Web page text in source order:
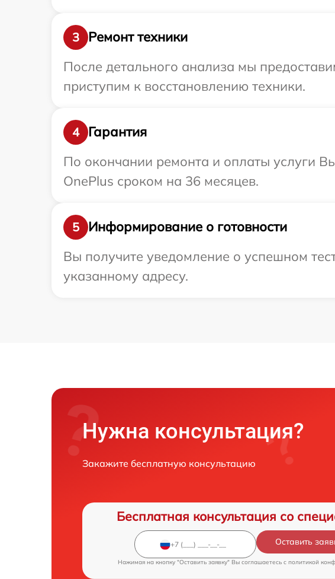
3
Ремонт техники
После детального анализа мы
приступим к восстановлению техники.
4
Гарантия
По окончании ремонта и оплаты услуги
OnePlus сроком на 36 месяцев.
5
Информирование о готовности
Вы получите уведомление о успешном
указанному адресу.
Нужна консультация?
Закажите бесплатную консультацию
Бесплатная консультация со
Оставить
Нажимая на кнопку "Оставить заявку" Вы соглашаетесь c политикой